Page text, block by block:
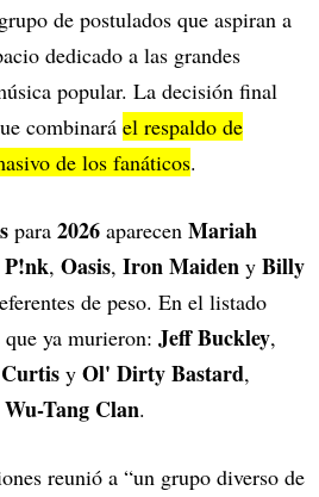
de postulados que aspiran a
dedicado a las grandes
popular. La decisión final
combinará el respaldo de
de los fanáticos.
para 2026 aparecen Mariah
P!nk, Oasis, Iron Maiden y Billy
de peso. En el listado
ya murieron: Jeff Buckley,
y Ol' Dirty Bastard,
Wu-Tang Clan.
reunió a “un grupo diverso de